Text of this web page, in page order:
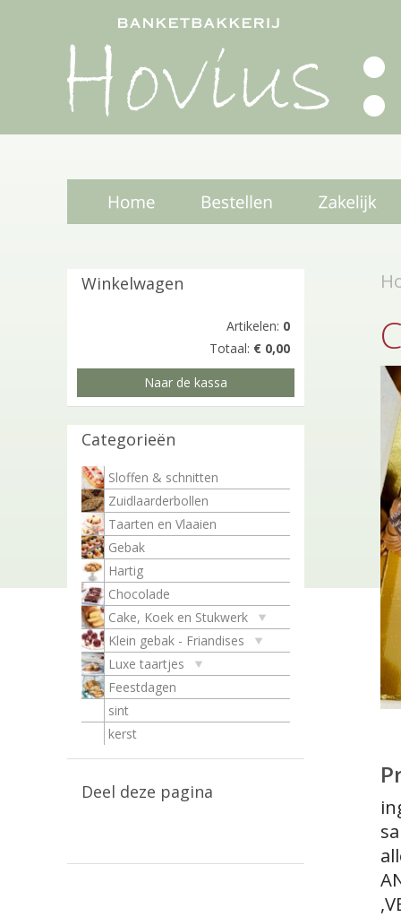
Winkelwagen
Artikelen: 0
Totaal: € 0,00
Naar de kassa
Categorieën
Sloffen & schnitten
Zuidlaarderbollen
Taarten en Vlaaien
Gebak
Hartig
Chocolade
Cake, Koek en Stukwerk
Klein gebak - Friandises
Luxe taartjes
Feestdagen
sint
kerst
Deel deze pagina